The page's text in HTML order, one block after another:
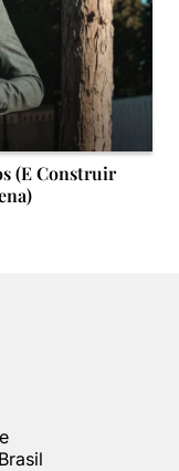
(E Construir